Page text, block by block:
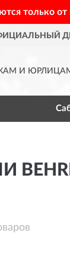
только
И